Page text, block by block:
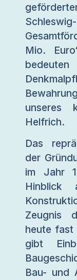
Mio.
unseres
Helfrich.
Das
der
im Jahr
Hinblick
Zeugnis
heute fast
gibt
Bau- und